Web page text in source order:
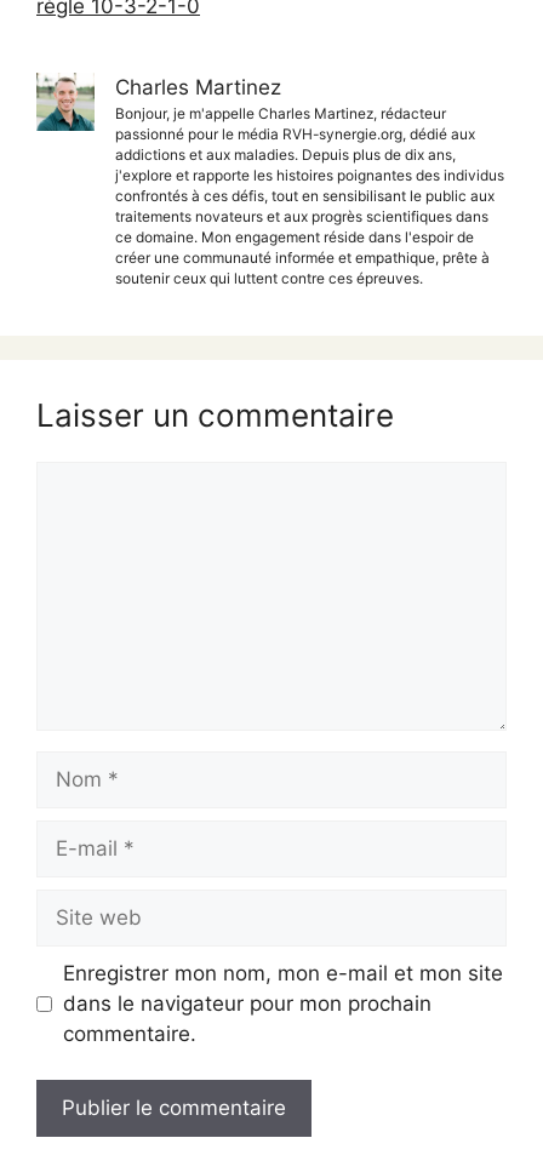
règle 10-3-2-1-0
Charles Martinez
Bonjour, je m'appelle Charles Martinez, rédacteur
passionné pour le média RVH-synergie.org, dédié aux
addictions et aux maladies. Depuis plus de dix ans,
j'explore et rapporte les histoires poignantes des individus
confrontés à ces défis, tout en sensibilisant le public aux
traitements novateurs et aux progrès scientifiques dans
ce domaine. Mon engagement réside dans l'espoir de
créer une communauté informée et empathique, prête à
soutenir ceux qui luttent contre ces épreuves.
Laisser un commentaire
mail
web
Enregistrer mon nom, mon e-mail et mon site
dans le navigateur pour mon prochain
commentaire.